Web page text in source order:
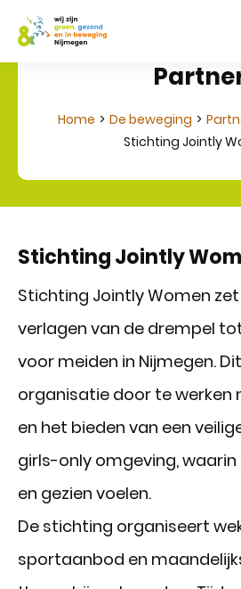
Home De beweging
Stichting Jointly
Stichting Jointly
Stichting Jointly Women
verlagen van de drempel
voor meiden in Nijmegen.
organisatie door te werken
en het bieden van een
girls-only omgeving, waarin
en gezien voelen.
De stichting organiseert
sportaanbod en